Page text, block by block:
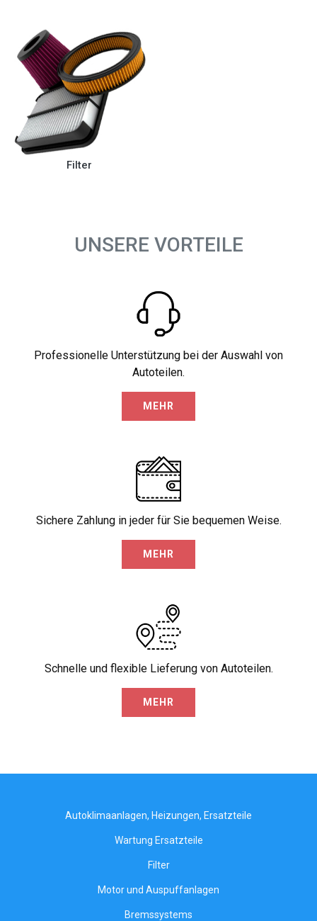
Filter
UNSERE VORTEILE
Professionelle Unterstützung bei der Auswahl von
Autoteilen.
MEHR
Sichere Zahlung in jeder für Sie bequemen Weise.
MEHR
Schnelle und flexible Lieferung von Autoteilen.
MEHR
Autoklimaanlagen, Heizungen, Ersatzteile
Wartung Ersatzteile
Filter
Motor und Auspuffanlagen
Bremssystems